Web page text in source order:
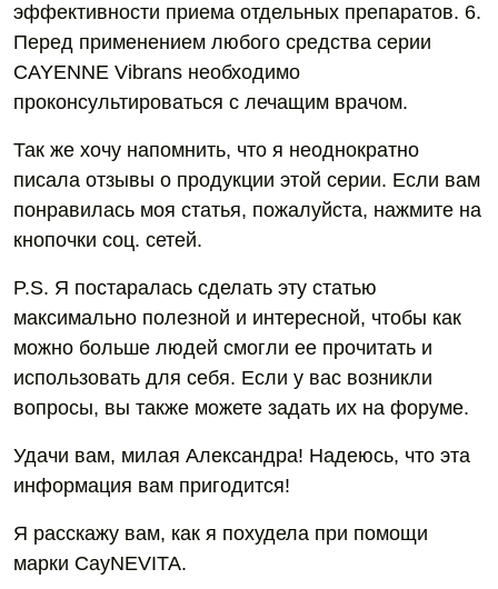
эффективности приема отдельных препаратов. 6.
Перед применением любого средства серии
CAYENNE Vibrans необходимо
проконсультироваться с лечащим врачом.
Так же хочу напомнить, что я неоднократно
писала отзывы о продукции этой серии. Если вам
понравилась моя статья, пожалуйста, нажмите на
кнопочки соц. сетей.
P.S. Я постаралась сделать эту статью
максимально полезной и интересной, чтобы как
можно больше людей смогли ее прочитать и
использовать для себя. Если у вас возникли
вопросы, вы также можете задать их на форуме.
Удачи вам, милая Александра! Надеюсь, что эта
информация вам пригодится!
Я расскажу вам, как я похудела при помощи
марки CayNEVITA.